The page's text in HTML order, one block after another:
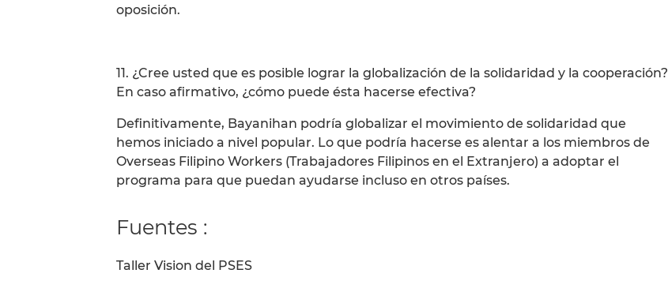
oposición.
11. ¿Cree usted que es posible lograr la globalización de la solidaridad y la cooperación?
En caso afirmativo, ¿cómo puede ésta hacerse efectiva?
Definitivamente, Bayanihan podría globalizar el movimiento de solidaridad que
hemos iniciado a nivel popular. Lo que podría hacerse es alentar a los miembros de
Overseas Filipino Workers (Trabajadores Filipinos en el Extranjero) a adoptar el
programa para que puedan ayudarse incluso en otros países.
Fuentes :
Taller Vision del PSES